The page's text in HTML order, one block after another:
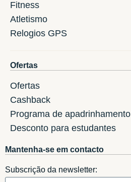
Fitness
Atletismo
Relogios GPS
Ofertas
Ofertas
Cashback
Programa de apadrinhamento
Desconto para estudantes
Mantenha-se em contacto
Subscrição da newsletter: